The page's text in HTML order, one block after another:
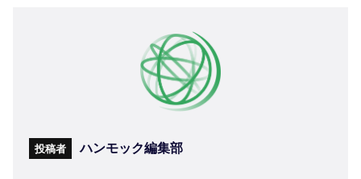
投稿者 ハンモック編集部